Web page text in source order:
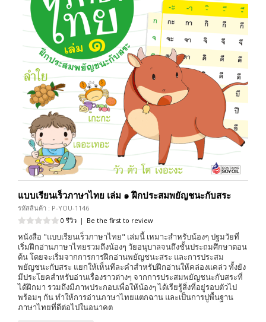
แบบเรียนเร็วภาษาไทย เล่ม ๑ ฝึกประสมพยัญชนะกับสระ
รหัสสินค้า : P-YOU-1146
0 รีวิว | Be the first to review
หนังสือ "แบบเรียนเร็วภาษาไทย" เล่มนี้ เหมาะสำหรับน้องๆ ปฐมวัยที่
เริ่มฝึกอ่านภาษาไทยรวมถึงน้องๆ วัยอนุบาลจนถึงชั้นประถมศึกษาตอน
ต้น โดยจะเริ่มจากการการฝึกอ่านพยัญชนะสระ และการประสม
พยัญชนะกับสระ แยกให้เห็นทีละคำสำหรับฝึกอ่านให้คล่องแคล่ว ทั้งยัง
มีประโยคสำหรับอ่านเรื่องราวต่างๆ จากการประสมพยัญชนะกับสระที่
ได้ฝึกมา รวมถึงมีภาพประกอบเพื่อให้น้องๆ ได้เรียรู้สิ่งที่อยู่รอบตัวไป
พร้อมๆ กัน ทำให้การอ่านภาษาไทยแตกฉาน และเป็นการปูพื้นฐาน
ภาษาไทยที่ดีต่อไปในอนาคต